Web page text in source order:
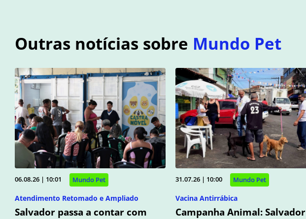
Outras notícias sobre Mundo Pet
06.08.26 | 10:01 Mundo Pet
Atendimento Retomado e Ampliado
Salvador passa a contar com
31.07.26 | 10:00 Mundo Pet
Vacina Antirrábica
Campanha Animal: Salvador